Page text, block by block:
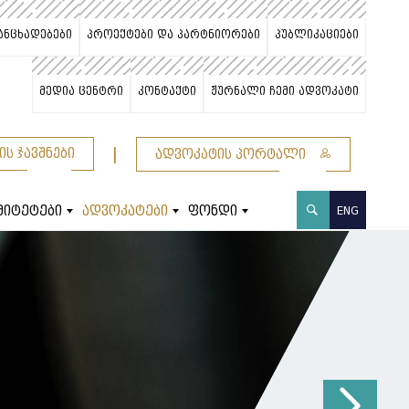
პროექტები და პარტნიორები პუბლიკაციები
მედია ცენტრი კონტაქტი ჟურნალი ჩემი ადვოკატი
ჯავშნები ადვოკატის პორტალი
ადვოკატები ფონდი ENG